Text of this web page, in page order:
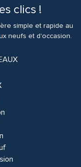
clics !
simple et rapide au
neufs et d'occasion.